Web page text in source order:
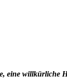
eine